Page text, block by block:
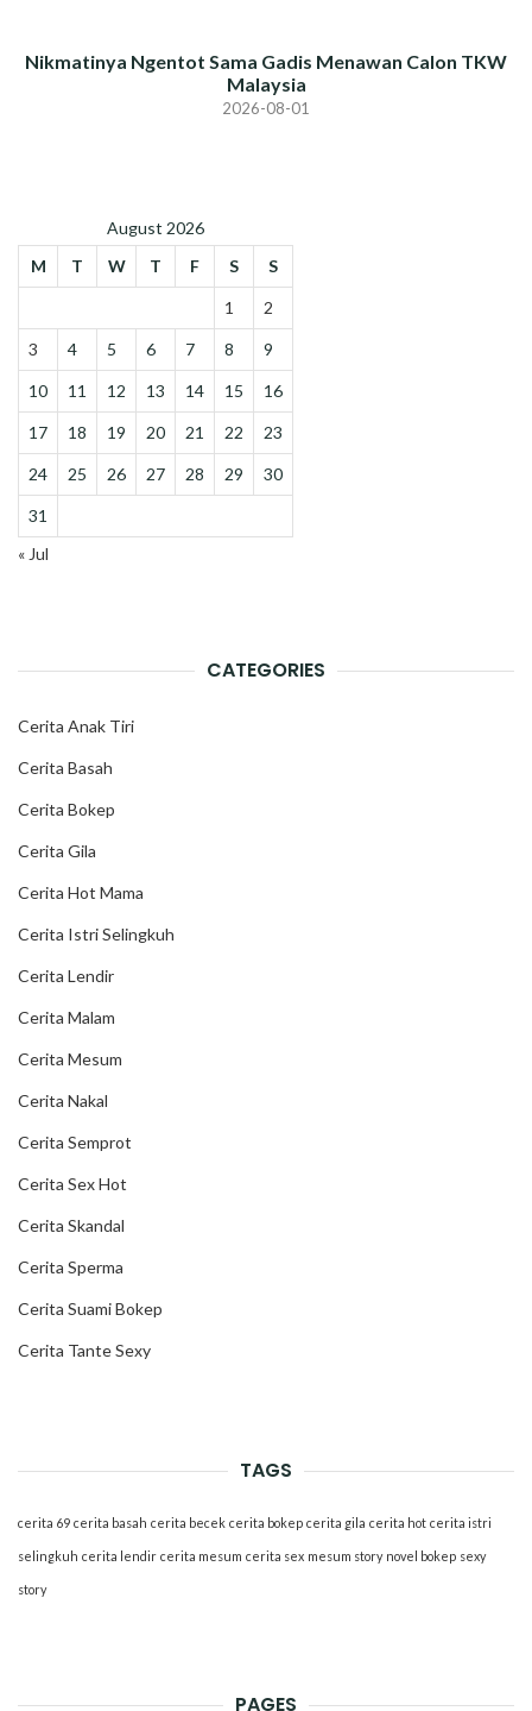
Nikmatinya Ngentot Sama Gadis Menawan Calon TKW
Malaysia
2026-08-01
August 2026
M
T W T F S S
1 2
3 4 5 6 7 8 9
10 11 12 13 14 15 16
17 18 19 20 21 22 23
24 25 26 27 28 29 30
31
« Jul
CATEGORIES
Cerita Anak Tiri
Cerita Basah
Cerita Bokep
Cerita Gila
Cerita Hot Mama
Cerita Istri Selingkuh
Cerita Lendir
Cerita Malam
Cerita Mesum
Cerita Nakal
Cerita Semprot
Cerita Sex Hot
Cerita Skandal
Cerita Sperma
Cerita Suami Bokep
Cerita Tante Sexy
TAGS
cerita 69 cerita basah cerita becek cerita bokep cerita gila cerita hot cerita istri
selingkuh cerita lendir cerita mesum cerita sex mesum story novel bokep sexy
story
PAGES